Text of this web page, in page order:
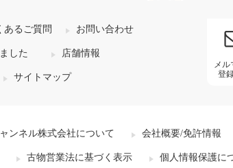
あるご質問 お問い合わせ
した 店舗情報
サイトマップ
メル
登
ンネル株式会社について 会社概要/免許情報
古物営業法に基づく表示 個人情報保護に